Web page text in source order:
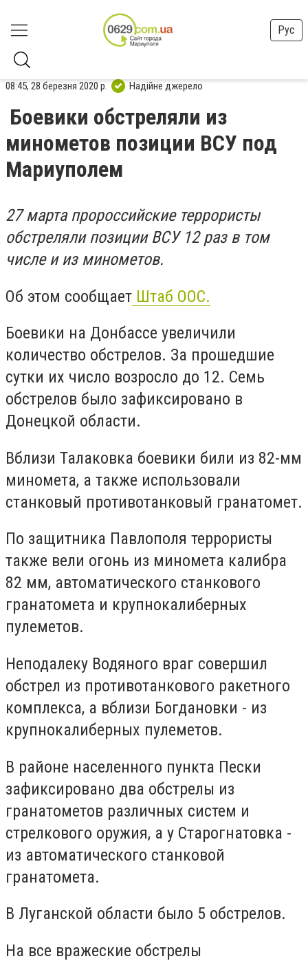
Рус
08:45, 28 березня 2020 р. Надійне джерело
Боевики обстреляли из
минометов позиции ВСУ под
Мариуполем
27 марта пророссийские террористы
обстреляли позиции ВСУ 12 раз в том
числе и из минометов.
Об этом сообщает Штаб ООС.
Боевики на Донбассе увеличили
количество обстрелов. За прошедшие
сутки их число возросло до 12. Семь
обстрелов было зафиксировано в
Донецкой области.
Вблизи Талаковка боевики били из 82-мм
миномета, а также использовали
станковый противотанковый гранатомет.
По защитника Павлополя террористы
также вели огонь из миномета калибра
82 мм, автоматического станкового
гранатомета и крупнокалиберных
пулеметов.
Неподалеку Водяного враг совершил
обстрел из противотанкового ракетного
комплекса, а вблизи Богдановки - из
крупнокалиберных пулеметов.
В районе населенного пункта Пески
зафиксировано два обстрелы из
гранатометов различных систем и
стрелкового оружия, а у Старогнатовка -
из автоматического станковой
гранатомета.
В Луганской области было 5 обстрелов.
На все вражеские обстрелы